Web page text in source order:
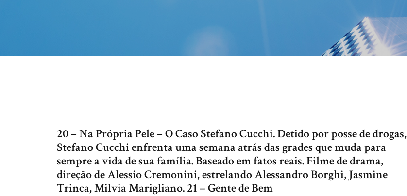
20 – Na Própria Pele – O Caso Stefano Cucchi. Detido por posse de drogas,
Stefano Cucchi enfrenta uma semana atrás das grades que muda para
sempre a vida de sua família. Baseado em fatos reais. Filme de drama,
direção de Alessio Cremonini, estrelando Alessandro Borghi, Jasmine
Trinca, Milvia Marigliano. 21 – Gente de Bem